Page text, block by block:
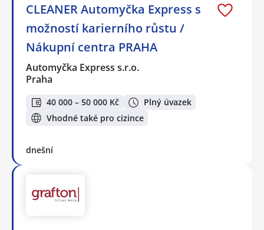
CLEANER Automyčka Express s
možností karierního růstu /
Nákupní centra PRAHA
Automyčka Express s.r.o.
Praha
40 000 – 50 000 Kč
Plný úvazek
Vhodné také pro cizince
dnešní